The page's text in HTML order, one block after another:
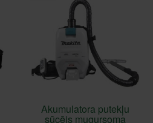
Akumulatora putekļu
sūcējs mugursoma